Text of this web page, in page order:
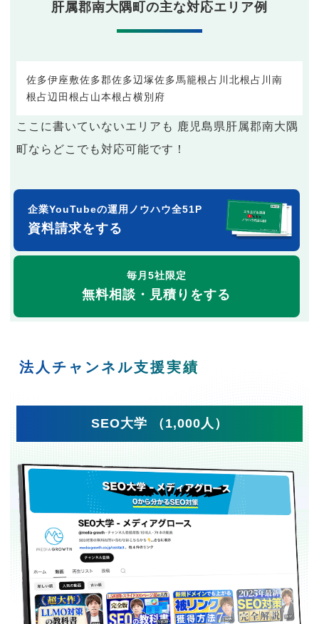
肝属郡南大隅町の主な対応エリア例
佐多伊座敷佐多郡佐多辺塚佐多馬籠根占川北根占川南
根占辺田根占山本根占横別府
ここに書いていないエリアも 鹿児島県肝属郡南大隅
町ならどこでも対応可能です！
企業YouTubeの運用ノウハウ全51P
資料請求をする
毎月5社限定
無料相談・見積りをする
法人チャンネル支援実績
SEO大学 （1,000人）